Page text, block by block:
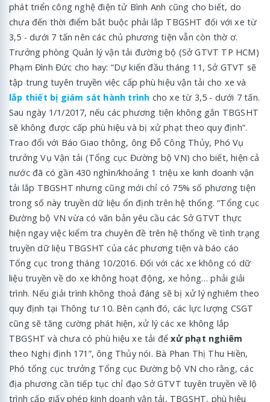
phát triển công nghệ điện tử Bình Anh cũng cho biết, do
chưa đến thời điểm bắt buộc phải lắp TBGSHT đối với xe từ
3,5 - dưới 7 tấn nên các chủ phương tiện vẫn còn thờ ơ.
Trưởng phòng Quản lý vận tải đường bộ (Sở GTVT TP HCM)
Phạm Đình Đức cho hay: “Dự kiến đầu tháng 11, Sở GTVT sẽ
tập trung tuyên truyền việc cấp phù hiệu vận tải cho xe và
lắp thiết bị giám sát hành trình cho xe từ 3,5 - dưới 7 tấn.
Sau ngày 1/1/2017, nếu các phương tiện không gắn TBGSHT
sẽ không được cấp phù hiệu và bị xử phạt theo quy định”.
Trao đổi với Báo Giao thông, ông Đỗ Công Thủy, Phó Vụ
trưởng Vụ Vận tải (Tổng cục Đường bộ VN) cho biết, hiện cả
nước đã có gần 430 nghìn/khoảng 1 triệu xe kinh doanh vận
tải lắp TBGSHT nhưng cũng mới chỉ có 75% số phương tiện
trong số này truyền dữ liệu ổn định trên hệ thống. “Tổng cục
Đường bộ VN vừa có văn bản yêu cầu các Sở GTVT thực
hiện ngay việc kiểm tra chuyên đề trên hệ thống về tình trạng
truyền dữ liệu TBGSHT của các phương tiện và báo cáo
Tổng cục trong tháng 10/2016. Đối với các xe không có dữ
liệu truyền về do xe không hoạt động, xe hỏng… phải giải
trình. Nếu giải trình không thoả đáng sẽ bị xử lý nghiêm theo
quy định tại Thông tư 10. Bên cạnh đó, các lực lượng CSGT
cũng sẽ tăng cường phát hiện, xử lý các xe không lắp
TBGSHT và chưa có phù hiệu xe tải đểxử phạt nghiêm
theo Nghị định 171”, ông Thủy nói. Bà Phan Thị Thu Hiền,
Phó tổng cục trưởng Tổng cục Đường bộ VN cho rằng, các
địa phương cần tiếp tục chỉ đạo Sở GTVT tuyên truyền về lộ
trình cấp giấy phép kinh doanh vận tải, TBGSHT, phù hiệu